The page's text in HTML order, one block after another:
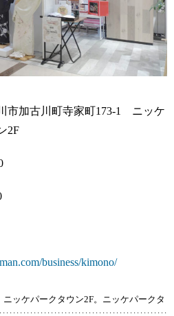
市加古川町寺家町173-1 ニッケ
2F
business/kimono/
ッケパークタウン2F。ニッケパークタ